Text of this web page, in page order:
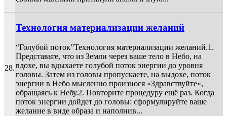
28.
Технология материализации желаний
“Голубой поток”Технология материализации желаний.1.
Представьте, что из Земли через ваше тело в Небо, на
вдохе, вы вдыхаете голубой поток энергии до уровня
головы. Затем из головы пропускаете, на выдохе, поток
энергии в Небо мысленно произнося «Здравствуйте»,
обращаясь к Небу.2. Повторите процедуру ещё раз. Когда
поток энергии дойдет до головы: сформулируйте ваше
желание в виде образа и наполнив...